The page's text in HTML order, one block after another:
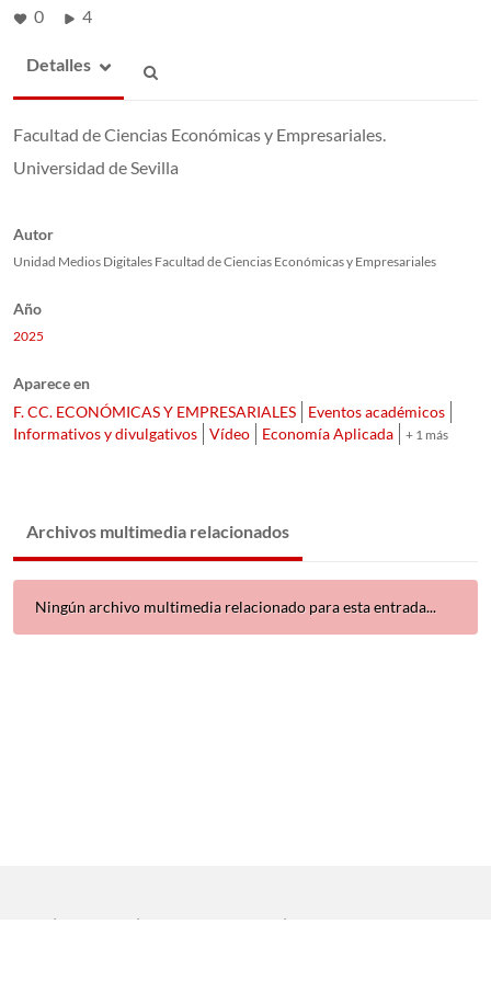
0 4
Detalles
Facultad de Ciencias Económicas y Empresariales.
Universidad de Sevilla
Autor
Unidad Medios Digitales Facultad de Ciencias Económicas y Empresariales
Año
2025
Aparece en
F. CC. ECONÓMICAS Y EMPRESARIALES
Eventos académicos
Informativos y divulgativos
Vídeo Economía Aplicada + 1 más
Archivos multimedia relacionados
Ningún archivo multimedia relacionado para esta entrada...
| | |